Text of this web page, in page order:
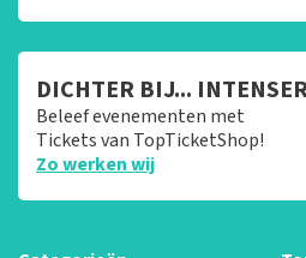
DICHTER BIJ...
Beleef evenementen met
Tickets van TopTicketShop!
Zo werken wij